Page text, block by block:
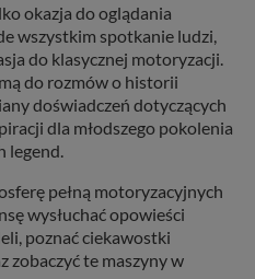
okazja do oglądania
wszystkim spotkanie ludzi,
do klasycznej motoryzacji.
do rozmów o historii
doświadczeń dotyczących
dla młodszego pokolenia
legend.
pełną motoryzacyjnych
wysłuchać opowieści
poznać ciekawostki
zobaczyć te maszyny w